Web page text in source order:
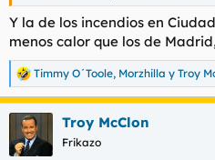
Y la de los incendios en
menos calor que los de
R
e
c
i
Timmy O´Toole, Morzhilla y Troy
Troy McClon
Frikazo